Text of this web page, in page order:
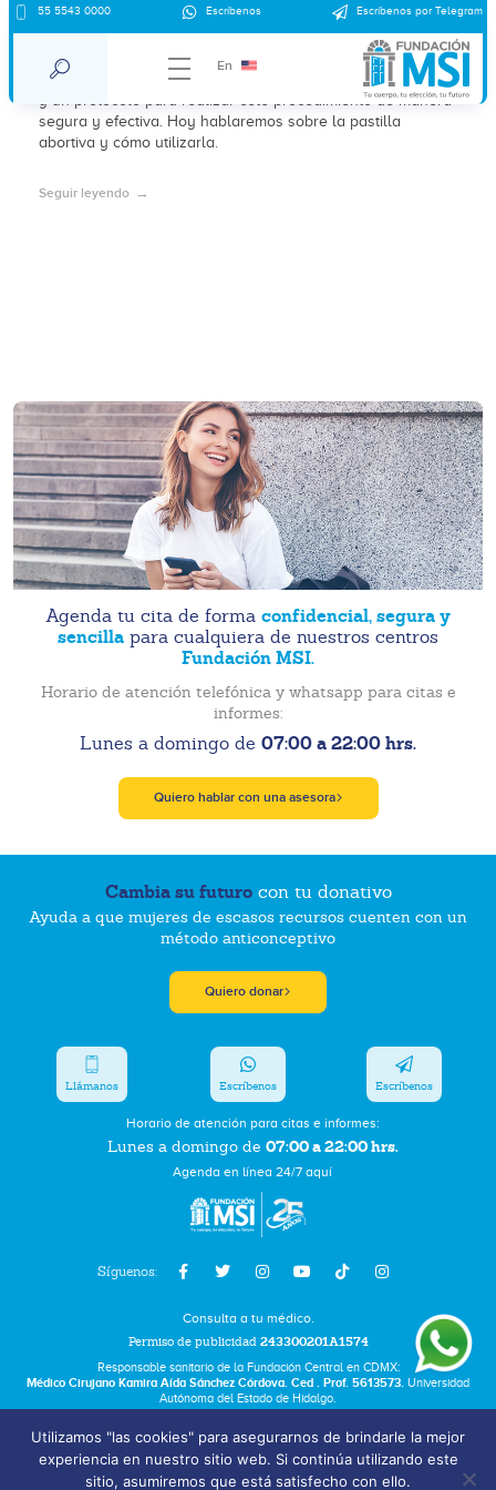
55 5543 0000 Escríbenos Escríbenos por Telegram
En
Pastilla abortiva
Existen pastillas que pueden inducir un aborto espontáneo
y un protocolo para realizar este procedimiento de manera
segura y efectiva. Hoy hablaremos sobre la pastilla
abortiva y cómo utilizarla.
Seguir leyendo
Agenda tu cita de forma confidencial, segura y
sencilla para cualquiera de nuestros centros
Fundación MSI.
Horario de atención telefónica y whatsapp para citas e
informes:
Lunes a domingo de 07:00 a 22:00 hrs.
Quiero hablar con una asesora
Cambia su futurocon tu donativo
Ayuda a que mujeres de escasos recursos cuenten con un
método anticonceptivo
Quiero donar
Síguenos:
Horario de atención para citas e informes:
Lunes a domingo de 07:00 a 22:00 hrs.
Agenda en línea 24/7 aquí
Llámanos Escríbenos Escríbenos
Consulta a tu médico.
Permiso de publicidad 243300201A1574
Responsable sanitario de la Fundación Central en CDMX:
Médico Cirujano Kamira Aída Sánchez Córdova. Ced . Prof. 5613573. Universidad
Autónoma del Estado de Hidalgo.
Términos y Condiciones
Bolsa de Trabajo
Utilizamos "las cookies" para asegurarnos de brindarle la mejor
experiencia en nuestro sitio web. Si continúa utilizando este
sitio, asumiremos que está satisfecho con ello.